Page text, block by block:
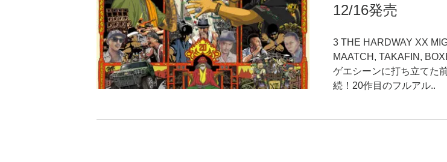
12/16発売
3 THE HARDWAY XX
MAATCH, TAKAFIN,
ゲエシーンに打ち立てた
続！20作目のフルアル..